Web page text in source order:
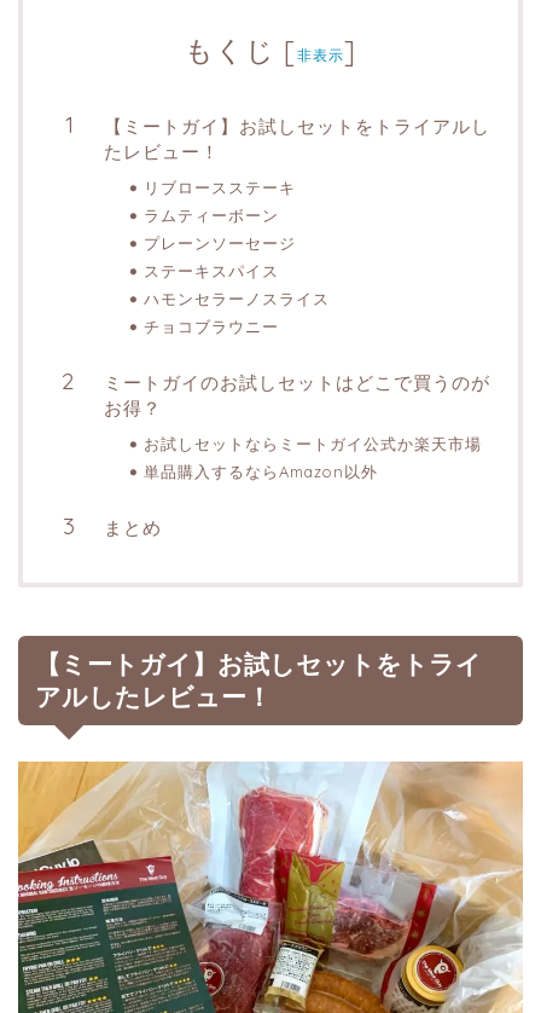
もくじ [非表示]
【ミートガイ】お試しセットをトライアルし
たレビュー！
リブロースステーキ
ラムティーボーン
プレーンソーセージ
ステーキスパイス
ハモンセラーノスライス
チョコブラウニー
ミートガイのお試しセットはどこで買うのが
お得？
お試しセットならミートガイ公式か楽天市場
単品購入するならAmazon以外
まとめ
【ミートガイ】お試しセットをトライ
アルしたレビュー！